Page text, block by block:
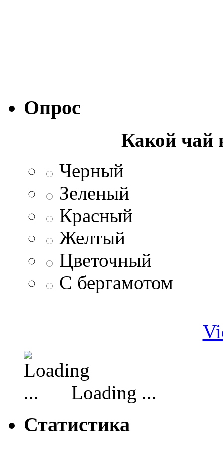
Опрос
Какой чай
Черный
Зеленый
Красный
Желтый
Цветочный
С бергамотом
Loading ...
Статистика